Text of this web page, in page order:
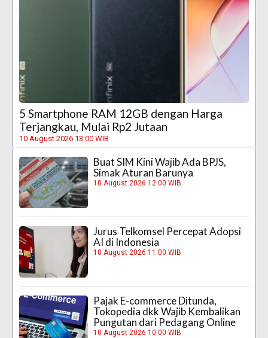
5 Smartphone RAM 12GB dengan Harga
Terjangkau, Mulai Rp2 Jutaan
10 August 2026 13:00 WIB
Buat SIM Kini Wajib Ada BPJS,
Simak Aturan Barunya
10 August 2026 12:00 WIB
Jurus Telkomsel Percepat Adopsi
AI di Indonesia
10 August 2026 11:00 WIB
Pajak E-commerce Ditunda,
Tokopedia dkk Wajib Kembalikan
Pungutan dari Pedagang Online
10 August 2026 10:00 WIB